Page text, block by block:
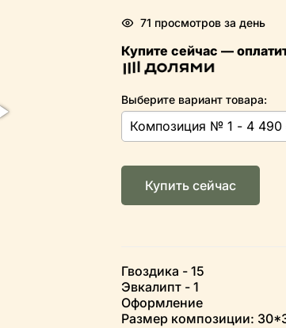
71 просмотров за день
Купите сейчас —
Выберите вариант товара:
Купить сейчас
Гвоздика - 15
Эвкалипт - 1
Оформление
Размер композиции: